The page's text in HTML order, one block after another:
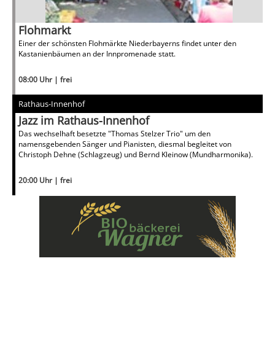
Flohmarkt
Einer der schönsten Flohmärkte Niederbayerns findet unter den
Kastanienbäumen an der Innpromenade statt.
08:00 Uhr | frei
Rathaus-Innenhof
Jazz im Rathaus-Innenhof
Das wechselhaft besetzte "Thomas Stelzer Trio" um den
namensgebenden Sänger und Pianisten, diesmal begleitet von
Christoph Dehne (Schlagzeug) und Bernd Kleinow (Mundharmonika).
20:00 Uhr | frei